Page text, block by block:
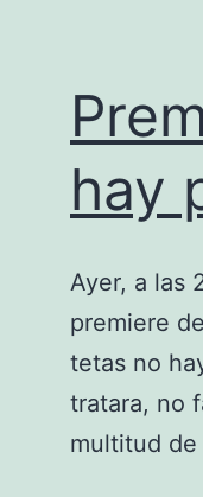
hay
Ayer, a las
premiere
tetas no
tratara, no
multitud